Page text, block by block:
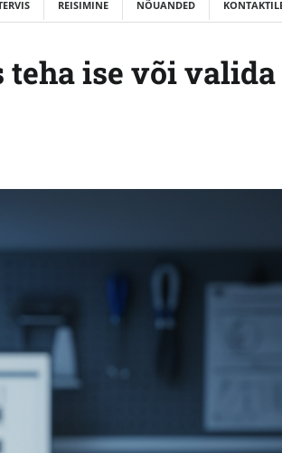
REISIMINE NÕUANDED
teha ise või valida